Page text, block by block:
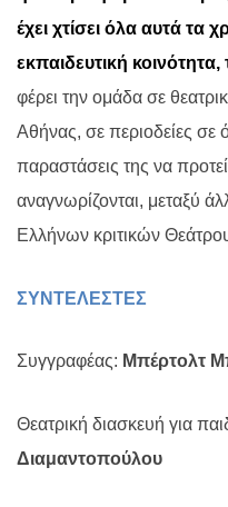
έχει χτίσει όλα αυτά τα
εκπαιδευτική κοινότητα,
φέρει την ομάδα σε
Αθήνας, σε περιοδείες σε
παραστάσεις της να
αναγνωρίζονται, μεταξύ
Ελλήνων κριτικών
ΣΥΝΤΕΛΕΣΤΕΣ
Συγγραφέας: Μπέρτολτ
Θεατρική διασκευή για
Διαμαντοπούλου